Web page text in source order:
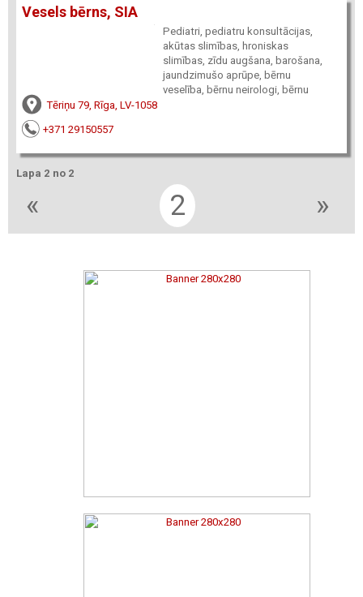
Vesels bērns, SIA
Pediatri, pediatru konsultācijas,
akūtas slimības, hroniskas
slimības, zīdu augšana, barošana,
jaundzimušo aprūpe, bērnu
veselība, bērnu neirologi, bērnu
Tēriņu 79, Rīga, LV-1058
+371 29150557
Lapa 2 no 2
« 2 »